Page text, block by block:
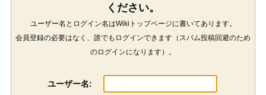
ください。
ユーザー名とログイン名はWikiトップページに書いてあります。
会員登録の必要はなく、誰でもログインできます（スパム投稿回避のため
のログインになります）。
ユーザー名: